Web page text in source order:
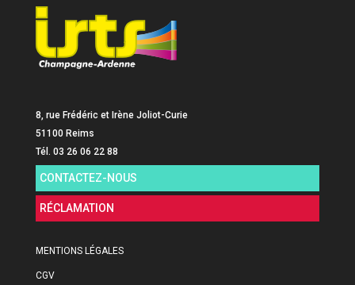
8, rue Frédéric et Irène Joliot-Curie
51100 Reims
Tél. 03 26 06 22 88
CONTACTEZ-NOUS
RÉCLAMATION
MENTIONS LÉGALES
CGV